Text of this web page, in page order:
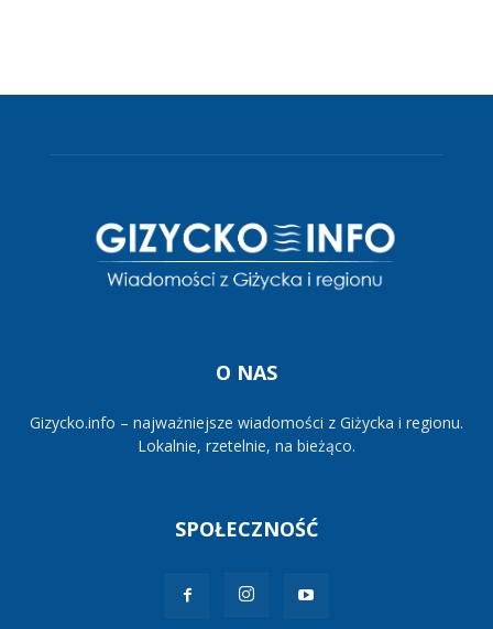
O NAS
Gizycko.info – najważniejsze wiadomości z Giżycka i regionu.
Lokalnie, rzetelnie, na bieżąco.
SPOŁECZNOŚĆ